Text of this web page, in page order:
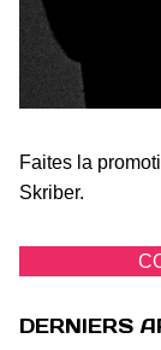
Faites la
Skriber.
DERNIERS